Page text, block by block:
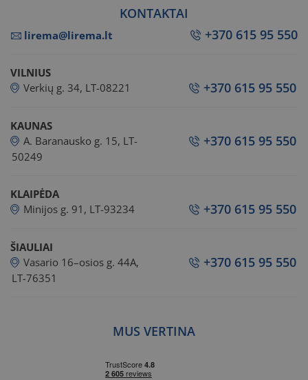
KONTAKTAI
lirema@lirema.lt +370 615 95 550
VILNIUS
Verkių g. 34, LT-08221
+370 615 95 550
KAUNAS
A. Baranausko g. 15, LT-
50249
+370 615 95 550
KLAIPĖDA
Minijos g. 91, LT-93234
+370 615 95 550
ŠIAULIAI
Vasario 16–osios g. 44A,
LT-76351
+370 615 95 550
MUS VERTINA